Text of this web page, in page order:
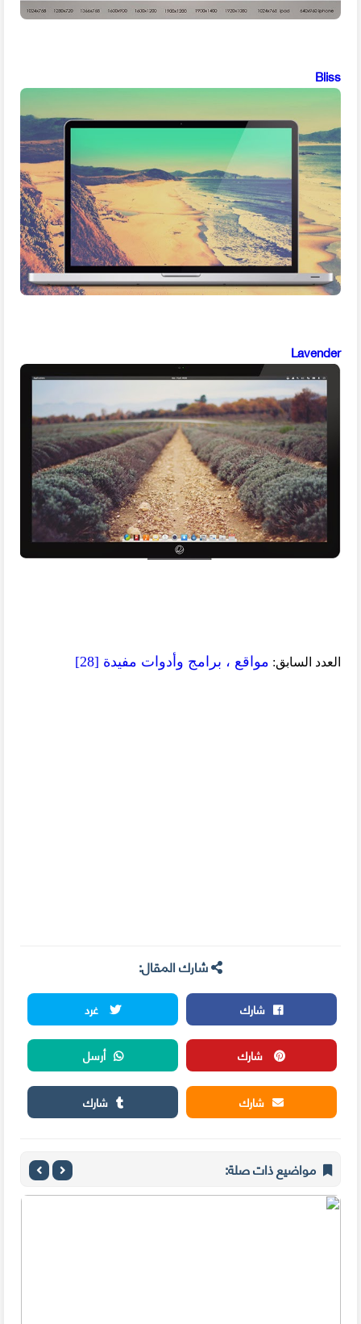
Bliss
Lavender
العدد السابق: مواقع ، برامج وأدوات مفيدة [28]
شارك المقال:
شارك
غرد
شارك
أرسل
شارك
شارك
مواضيع ذات صلة: